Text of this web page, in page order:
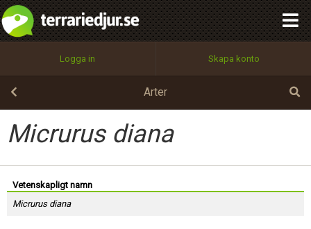
Logga in Skapa konto
Arter
Micrurus diana
Vetenskapligt namn
Micrurus diana
Utför
100%
OK
integritetspolicy
Namn:
Epost:
Lösenord:
Begär nytt lösenord
Tillbaka till förstasidan